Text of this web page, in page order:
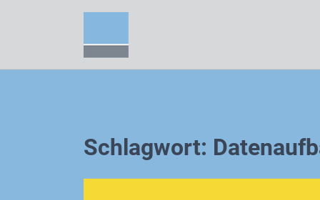
Schlagwort: